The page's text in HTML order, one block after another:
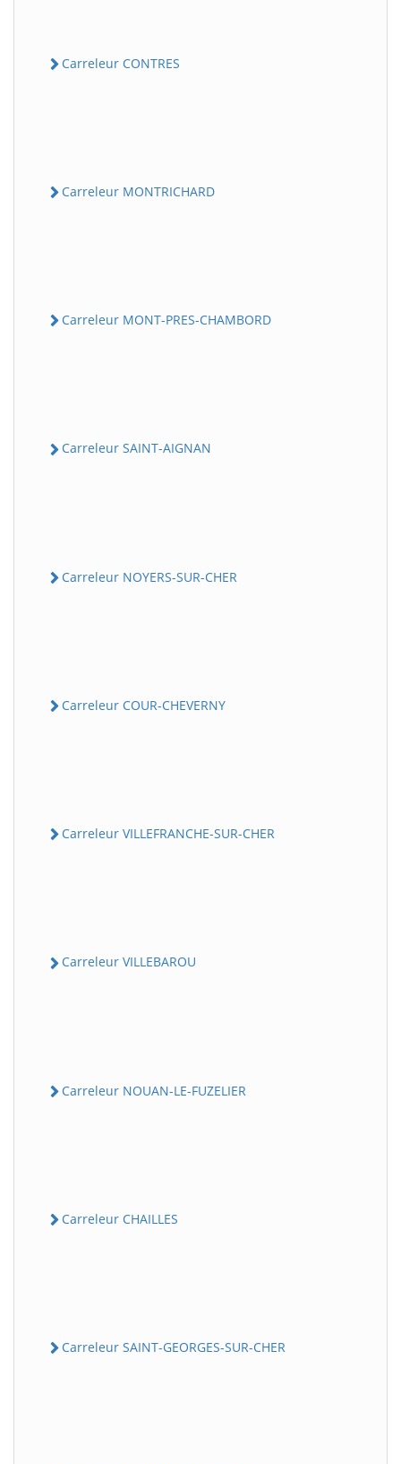
Carreleur CONTRES
Carreleur MONTRICHARD
Carreleur MONT-PRES-CHAMBORD
Carreleur SAINT-AIGNAN
Carreleur NOYERS-SUR-CHER
Carreleur COUR-CHEVERNY
Carreleur VILLEFRANCHE-SUR-CHER
Carreleur VILLEBAROU
Carreleur NOUAN-LE-FUZELIER
Carreleur CHAILLES
Carreleur SAINT-GEORGES-SUR-CHER